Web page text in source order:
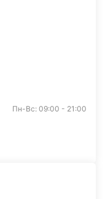
Пн-Вс: 09:00 - 21:00